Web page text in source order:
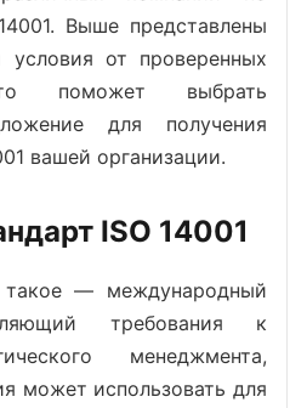
. Выше представлены
от проверенных
поможет выбрать
для получения
вашей организации.
ISO 14001
такое — международный
требования к
менеджмента,
может использовать для